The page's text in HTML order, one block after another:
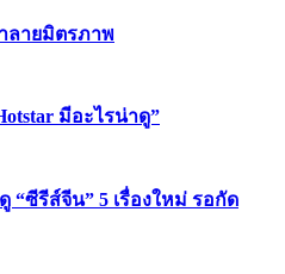
ลายมิตรภาพ
มีอะไรน่าดู”
“ซีรีส์จีน” 5 เรื่องใหม่ รอกัด